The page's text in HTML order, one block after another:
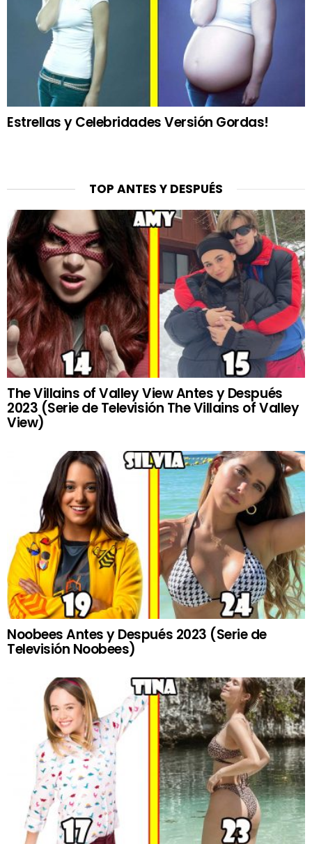
Estrellas y Celebridades Versión Gordas!
TOP ANTES Y DESPUÉS
The Villains of Valley View Antes y Después
2023 (Serie de Televisión The Villains of Valley
View)
Noobees Antes y Después 2023 (Serie de
Televisión Noobees)